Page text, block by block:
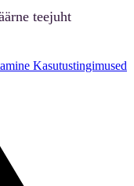
teejuht
Kasutustingimused